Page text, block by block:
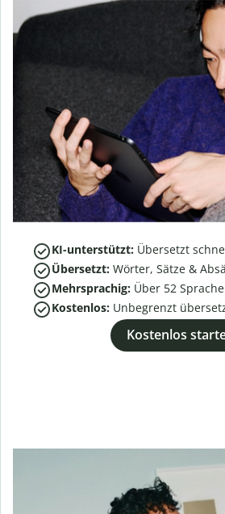
KI-unterstützt: Übersetzt
Übersetzt: Wörter, Sätze &
Mehrsprachig: Über 52
Kostenlos: Unbegrenzt
Kostenlos